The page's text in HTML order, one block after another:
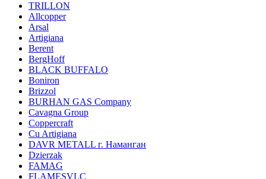
TRILLON
Allcopper
Arsal
Artigiana
Berent
BergHoff
BLACK BUFFALO
Boniron
Brizzol
BURHAN GAS Company
Cavagna Group
Coppercraft
Cu Artigiana
DAVR METALL г. Наманган
Dzierzak
FAMAG
FLAMESVLC